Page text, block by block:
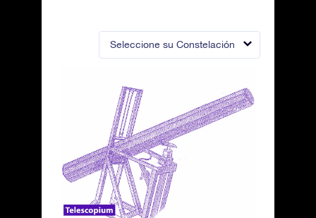
Seleccione su Constelación